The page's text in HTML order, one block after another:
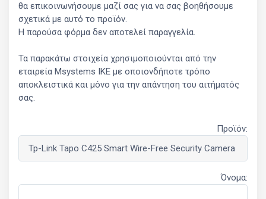
θα επικοινωνήσουμε μαζί σας για να σας βοηθήσουμε
σχετικά με αυτό το προϊόν.
Η παρούσα φόρμα δεν αποτελεί παραγγελία.
Τα παρακάτω στοιχεία χρησιμοποιούνται από την
εταιρεία Msystems ΙΚΕ με οποιονδήποτε τρόπο
αποκλειστικά και μόνο για την απάντηση του αιτήματός
σας.
Προϊόν:
Όνομα: